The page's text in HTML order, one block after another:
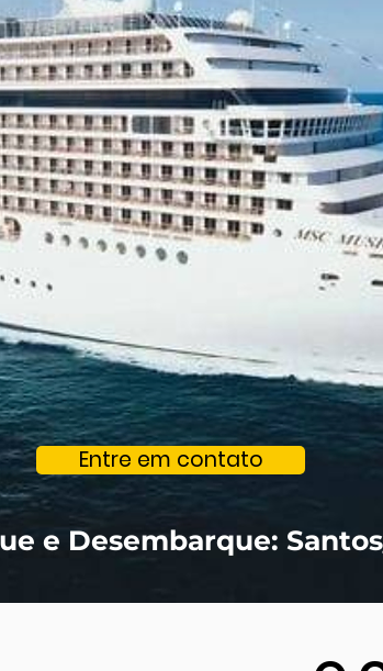
Entre em contato
e Desembarque: